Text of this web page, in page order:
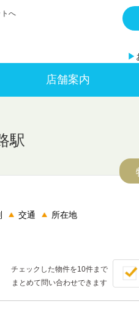
へ
▶
店舗案内
駅
交通 所在地
チェックした物件を10件まで
まとめて問い合わせできます